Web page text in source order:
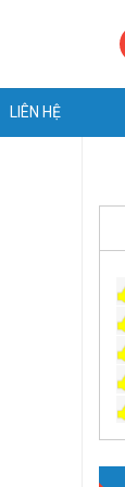
LIÊN HỆ